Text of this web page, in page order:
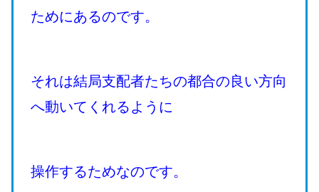
ためにあるのです。
それは結局支配者たちの都合の良い方向
へ動いてくれるように
操作するためなのです。